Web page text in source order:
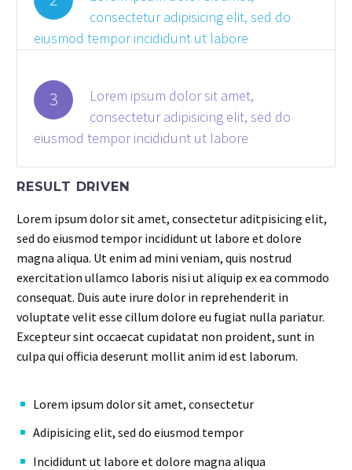
consectetur adipisicing elit, sed do
eiusmod tempor incididunt ut labore
3
Lorem ipsum dolor sit amet,
consectetur adipisicing elit, sed do
eiusmod tempor incididunt ut labore
RESULT DRIVEN
Lorem ipsum dolor sit amet, consectetur aditpisicing elit,
sed do eiusmod tempor incididunt ut labore et dolore
magna aliqua. Ut enim ad mini veniam, quis nostrud
exercitation ullamco laboris nisi ut aliquip ex ea commodo
consequat. Duis aute irure dolor in reprehenderit in
voluptate velit esse cillum dolore eu fugiat nulla pariatur.
Excepteur sint occaecat cupidatat non proident, sunt in
culpa qui officia deserunt mollit anim id est laborum.
Lorem ipsum dolor sit amet, consectetur
Adipisicing elit, sed do eiusmod tempor
Incididunt ut labore et dolore magna aliqua